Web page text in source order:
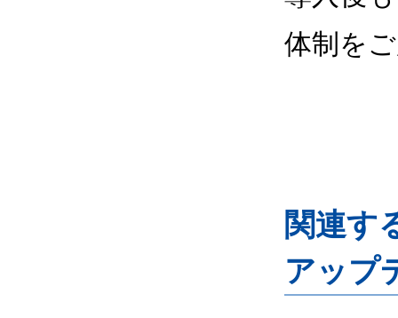
体制を
関連す
アップ